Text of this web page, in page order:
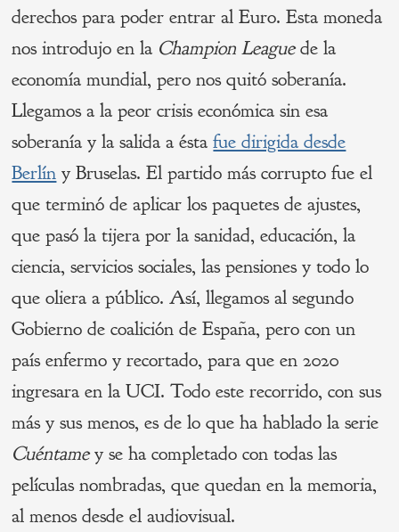
derechos para poder entrar al Euro. Esta moneda
nos introdujo en la Champion Leaguede la
economía mundial, pero nos quitó soberanía.
Llegamos a la peor crisis económica sin esa
soberanía y la salida a éstafue dirigida desde
Berlín y Bruselas. El partido más corrupto fue el
que terminó de aplicar los paquetes de ajustes,
que pasó la tijera por la sanidad, educación, la
ciencia, servicios sociales, las pensiones y todo lo
que oliera a público. Así, llegamos al segundo
Gobierno de coalición de España, pero con un
país enfermo y recortado, para que en 2020
ingresara en la UCI. Todo este recorrido, con sus
más y sus menos, es de lo que ha hablado la serie
Cuéntamey se ha completado con todas las
películas nombradas, que quedan en la memoria,
al menos desde el audiovisual.